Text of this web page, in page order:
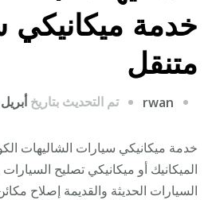
خدمة ميكانيكي
متنقل
rwan تم التحديث بتاريخأبريل 3, 2021
خدمة ميكانيكي سيارات الشاليهات
الميكانيك أو ميكانيكي تصليح
السيارات الحديثة والقديمة إصلاح